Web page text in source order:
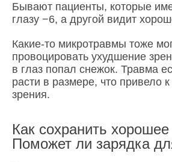
Бывают пациенты, которые
глазу −6, а другой видит
Какие-то микротравмы тоже
провоцировать ухудшение
в глаз попал снежок. Травма
расти в размере, что привело
зрения.
Как сохранить
Поможет ли зарядка